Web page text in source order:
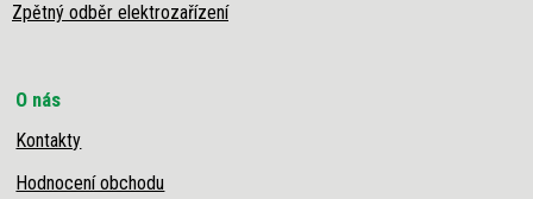
Zpětný odběr elektrozařízení
O nás
Kontakty
Hodnocení obchodu